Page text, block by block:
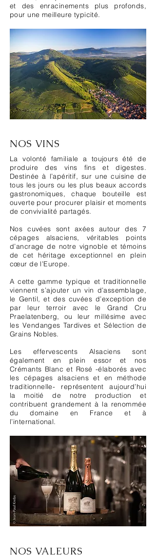
et des enracinements plus profonds,
pour une meilleure typicité.
NOS VINS
La volonté familiale a toujours été de
produire des vins fins et digestes.
Destinée à l’apéritif, sur une cuisine de
tous les jours ou les plus beaux accords
gastronomiques, chaque bouteille est
ouverte pour procurer plaisir et moments
de convivialité partagés.
Nos cuvées sont axées autour des 7
cépages alsaciens, véritables points
d’ancrage de notre vignoble et témoins
de cet héritage exceptionnel en plein
cœur de l’Europe.
A cette gamme typique et traditionnelle
viennent s’ajouter un vin d’assemblage,
le Gentil, et des cuvées d’exception de
par leur terroir avec le Grand Cru
Praelatenberg, ou leur millésime avec
les Vendanges Tardives et Sélection de
Grains Nobles.
Les effervescents Alsaciens sont
également en plein essor et nos
Crémants Blanc et Rosé -élaborés avec
les cépages alsaciens et en méthode
traditionnelle- représentent aujourd’hui
la moitié de notre production et
contribuent grandement à la renommée
du domaine en France et à
l’international.
NOS VALEURS